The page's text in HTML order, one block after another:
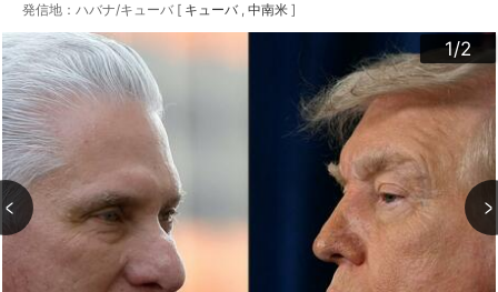
発信地：ハバナ/キューバ [ キューバ 中南米 ]
1/2
2/2